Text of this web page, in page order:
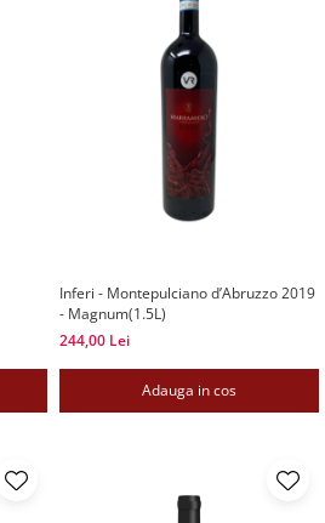
Inferi - Montepulciano d’Abruzzo 2019
- Magnum(1.5L)
244,00 Lei
Adauga in cos